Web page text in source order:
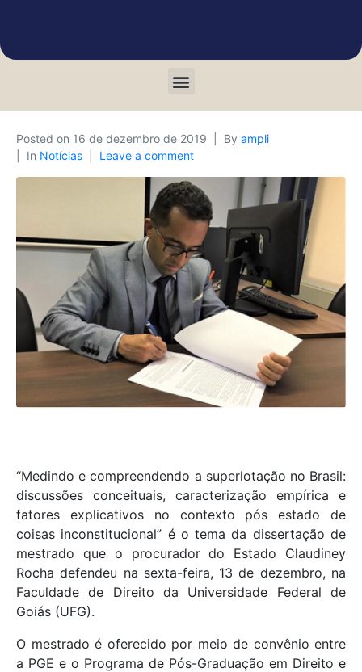
Posted on 16 de dezembro de 2019 By ampli
In Notícias Leave a comment
“Medindo e compreendendo a superlotação no Brasil:
discussões conceituais, caracterização empírica e
fatores explicativos no contexto pós estado de
coisas inconstitucional” é o tema da dissertação de
mestrado que o procurador do Estado Claudiney
Rocha defendeu na sexta-feira, 13 de dezembro, na
Faculdade de Direito da Universidade Federal de
Goiás (UFG).
O mestrado é oferecido por meio de convênio entre
a PGE e o Programa de Pós-Graduação em Direito e